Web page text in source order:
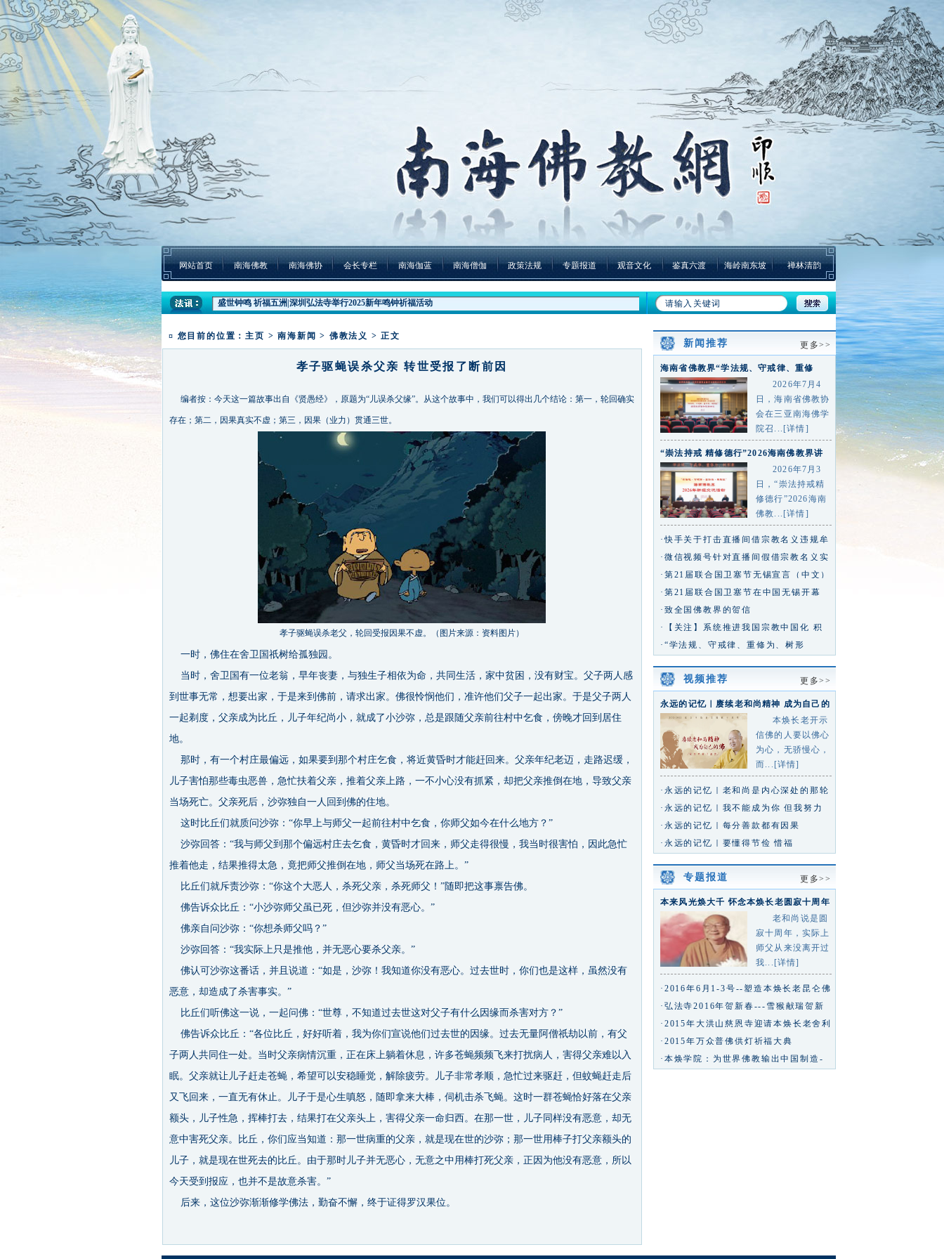
网站首页 南海佛教 南海佛协 会长专栏 南海伽蓝 南海僧伽 政策法规 专题报道 观音文化 鉴真六渡 海岭南东坡 禅林清韵
盛世钟鸣 祈福五洲|深圳弘法寺举行2025新年鸣钟祈福活动
本焕学院2024年招生通告
¤ 您目前的位置：主页 >南海新闻 > 佛教法义 > 正文
孝子驱蝇误杀父亲 转世受报了断前因
编者按：今天这一篇故事出自《贤愚经》，原题为“儿误杀父缘”。从这个故事中，我们可以得出几个结论：第一，轮回确实
存在；第二，因果真实不虚；第三，因果（业力）贯通三世。
孝子驱蝇误杀老父，轮回受报因果不虚。（图片来源：资料图片）
一时，佛住在舍卫国祇树给孤独园。
当时，舍卫国有一位老翁，早年丧妻，与独生子相依为命，共同生活，家中贫困，没有财宝。父子两人感
到世事无常，想要出家，于是来到佛前，请求出家。佛很怜悯他们，准许他们父子一起出家。于是父子两人
一起剃度，父亲成为比丘，儿子年纪尚小，就成了小沙弥，总是跟随父亲前往村中乞食，傍晚才回到居住
地。
那时，有一个村庄最偏远，如果要到那个村庄乞食，将近黄昏时才能赶回来。父亲年纪老迈，走路迟缓，
儿子害怕那些毒虫恶兽，急忙扶着父亲，推着父亲上路，一不小心没有抓紧，却把父亲推倒在地，导致父亲
当场死亡。父亲死后，沙弥独自一人回到佛的住地。
这时比丘们就质问沙弥：“你早上与师父一起前往村中乞食，你师父如今在什么地方？”
沙弥回答：“我与师父到那个偏远村庄去乞食，黄昏时才回来，师父走得很慢，我当时很害怕，因此急忙
推着他走，结果推得太急，竟把师父推倒在地，师父当场死在路上。”
比丘们就斥责沙弥：“你这个大恶人，杀死父亲，杀死师父！”随即把这事禀告佛。
佛告诉众比丘：“小沙弥师父虽已死，但沙弥并没有恶心。”
佛亲自问沙弥：“你想杀师父吗？”
沙弥回答：“我实际上只是推他，并无恶心要杀父亲。”
佛认可沙弥这番话，并且说道：“如是，沙弥！我知道你没有恶心。过去世时，你们也是这样，虽然没有
恶意，却造成了杀害事实。”
比丘们听佛这一说，一起问佛：“世尊，不知道过去世这对父子有什么因缘而杀害对方？”
佛告诉众比丘：“各位比丘，好好听着，我为你们宣说他们过去世的因缘。过去无量阿僧祇劫以前，有父
子两人共同住一处。当时父亲病情沉重，正在床上躺着休息，许多苍蝇频频飞来打扰病人，害得父亲难以入
眠。父亲就让儿子赶走苍蝇，希望可以安稳睡觉，解除疲劳。儿子非常孝顺，急忙过来驱赶，但蚊蝇赶走后
又飞回来，一直无有休止。儿子于是心生嗔怒，随即拿来大棒，伺机击杀飞蝇。这时一群苍蝇恰好落在父亲
额头，儿子性急，挥棒打去，结果打在父亲头上，害得父亲一命归西。在那一世，儿子同样没有恶意，却无
意中害死父亲。比丘，你们应当知道：那一世病重的父亲，就是现在世的沙弥；那一世用棒子打父亲额头的
儿子，就是现在世死去的比丘。由于那时儿子并无恶心，无意之中用棒打死父亲，正因为他没有恶意，所以
今天受到报应，也并不是故意杀害。”
后来，这位沙弥渐渐修学佛法，勤奋不懈，终于证得罗汉果位。
新闻推荐 更多>>
海南省佛教界“学法规、守戒律、重修
为、树形象”主题教育活动总2026年7月4
日，海南省佛教协
会在三亚南海佛学
院召...[详情]
“崇法持戒 精修德行”2026海南佛教界讲
经交流活动在三亚
2026年7月3
日，“崇法持戒精
修德行”2026海南
佛教...[详情]
·快手关于打击直播间借宗教名义违规牟
利行为的专项治理公告
·微信视频号针对直播间假借宗教名义实
施违规行为的治理公告
·第21届联合国卫塞节无锡宣言（中文）
·第21届联合国卫塞节在中国无锡开幕
王沪宁致信祝贺
·致全国佛教界的贺信
·【关注】系统推进我国宗教中国化 积
极引导宗教与社会主义社会相
·“学法规、守戒律、重修为、树形
象”——2026年海南省佛教界执事
视频推荐 更多>>
永远的记忆｜赓续老和尚精神 成为自己的
佛
本焕长老开示
信佛的人要以佛心
为心，无骄慢心，
而...[详情]
·永远的记忆｜老和尚是内心深处的那轮
红日
·永远的记忆｜我不能成为你 但我努力
靠近你
·永远的记忆｜每分善款都有因果
·永远的记忆｜要懂得节俭 惜福
专题报道 更多>>
本来风光焕大千 怀念本焕长老圆寂十周年
专题
老和尚说是圆
寂十周年，实际上
师父从来没离开过
我...[详情]
·2016年6月1-3号--塑造本焕长老昆仑佛
玉等身像专业研讨会
·弘法寺2016年贺新春---雪猴献瑞贺新
春九州同庆中华年--弘法寺专
·2015年大洪山慈恩寺迎请本焕长老舍利
回山永久安奉
·2015年万众普佛供灯祈福大典
·本焕学院：为世界佛教输出中国制造-
凤凰佛教